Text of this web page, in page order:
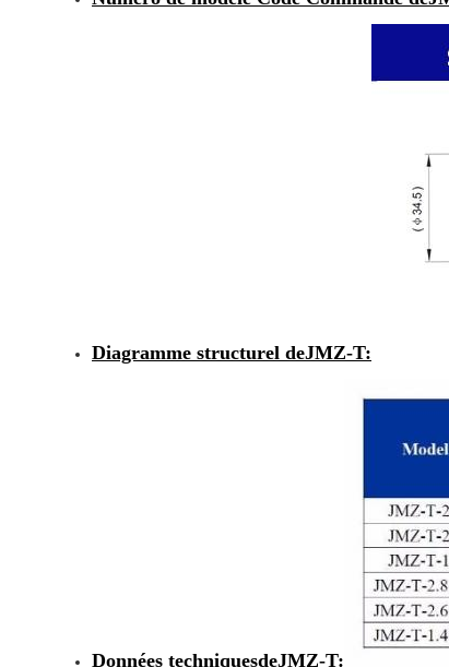
Diagramme structurel deJMZ-T:
Données techniquesdeJMZ-T: